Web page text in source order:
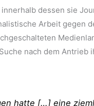
dessen sie
Arbeit gegen
nach dem
hatte […] eine